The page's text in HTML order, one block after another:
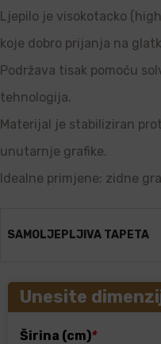
Ljepilo je visokotacko
koje dobro prijanja na
Podržava tisak pomoću
tehnologija.
Materijal je stabiliziran
unutarnje grafike.
Idealne primjene: zidne
SAMOLJEPLJIVA TAPETA
Unesite
Širina (cm)*